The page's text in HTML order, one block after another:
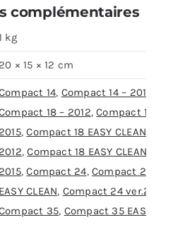
complémentaires
kg
20 × 15 × 12 cm
14, Compact 14 – 2015
18 – 2012,Compact 18 –
2015,Compact 18 EASY CLEAN –
2012,Compact 18 EASY CLEAN –
2015,Compact 24,Compact 24
EASY CLEAN, Compact 24 ver.2012
35, Compact 35 EASY